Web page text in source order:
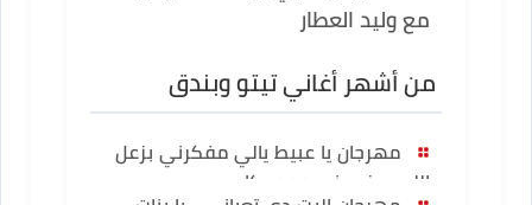
مع وليد العطار
من أشهر أغاني تيتو وبندق
مهرجان يا عبيط يالي مفكرني بزعل
اللي بيخسرني حموبيكا